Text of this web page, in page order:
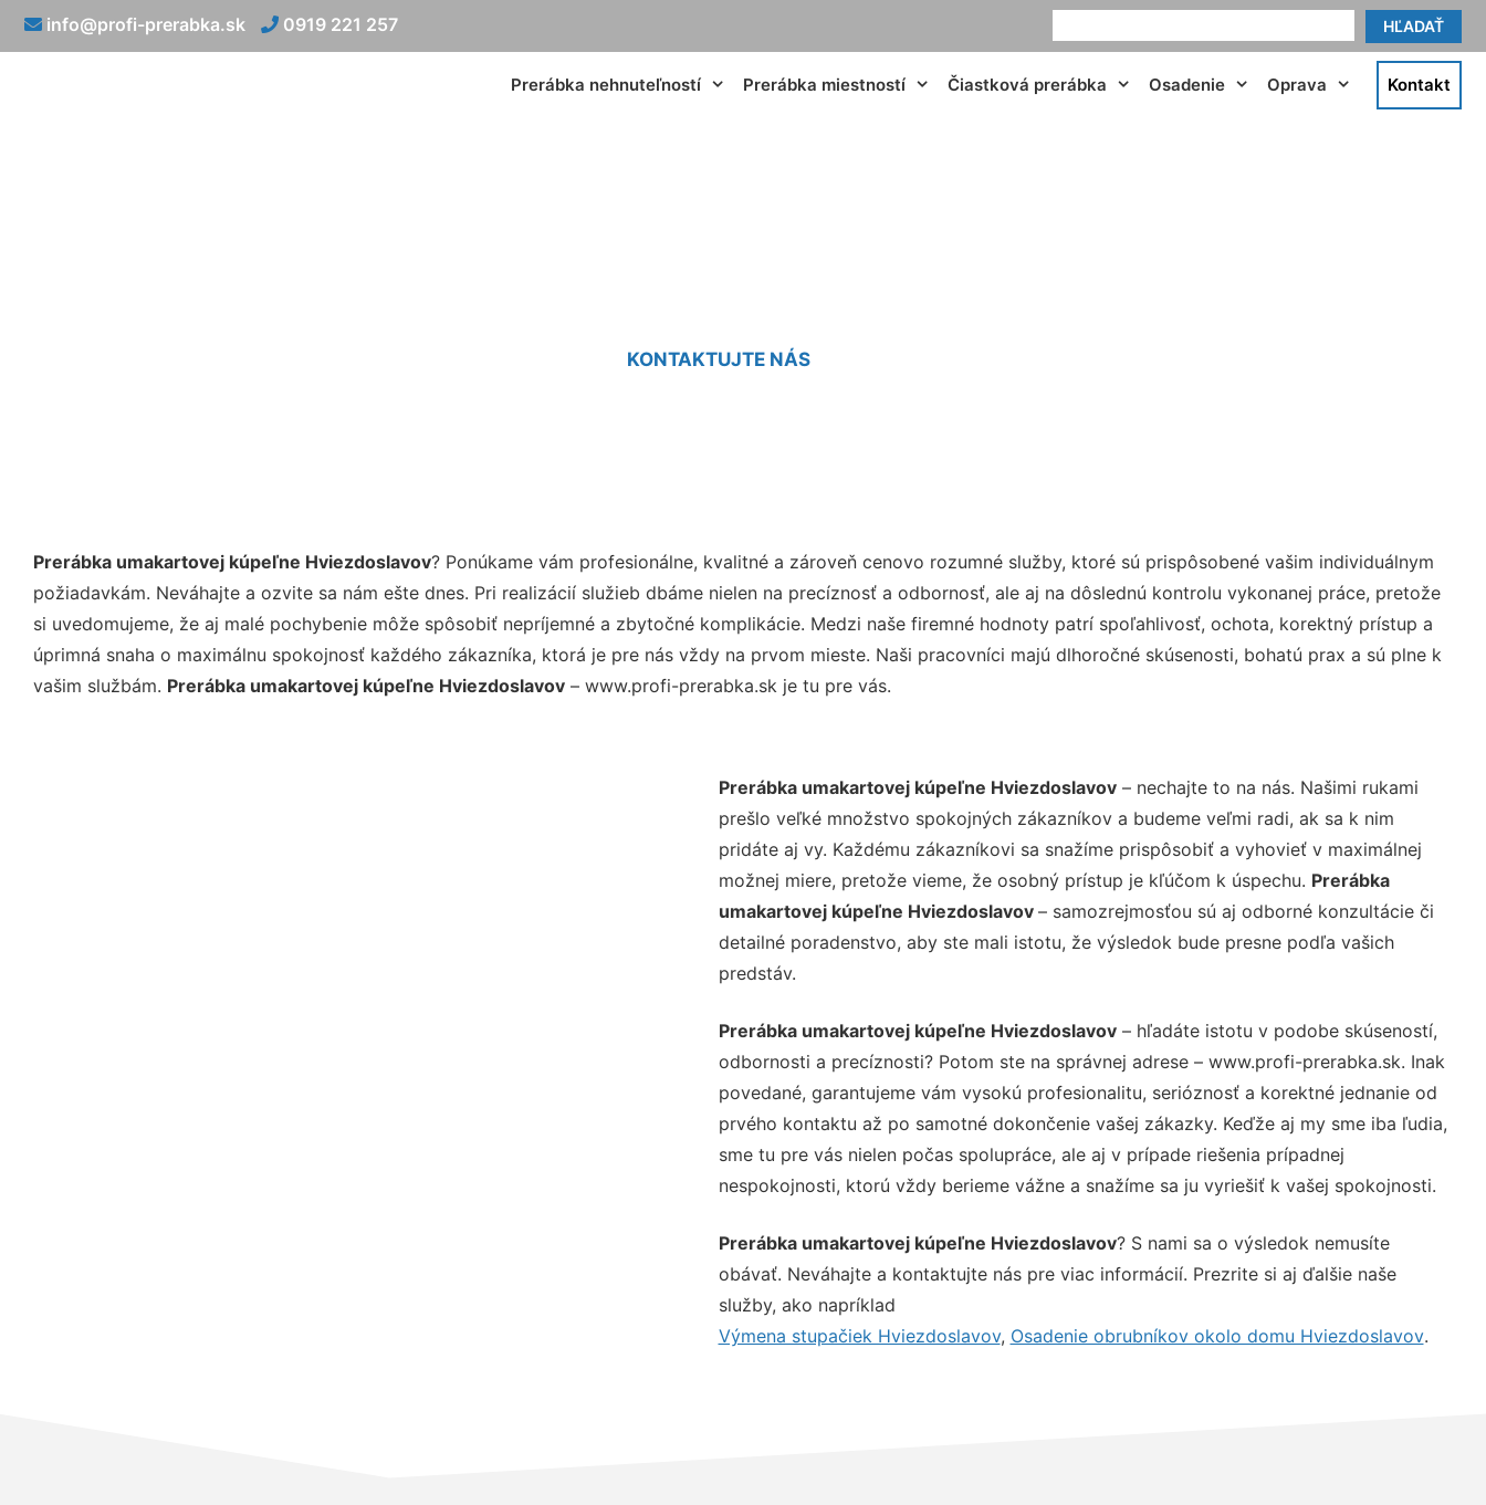
HĽADAŤ
info@profi-prerabka.sk 0919 221 257
Prerábka nehnuteľností Prerábka miestností Čiastková prerábka Osadenie Oprava Kontakt
KONTAKTUJTE NÁS
Prerábka umakartovej kúpeľne Hviezdoslavov? Ponúkame vám profesionálne, kvalitné a zároveň cenovo rozumné služby, ktoré sú prispôsobené vašim individuálnym
požiadavkám. Neváhajte a ozvite sa nám ešte dnes. Pri realizácií služieb dbáme nielen na precíznosť a odbornosť, ale aj na dôslednú kontrolu vykonanej práce, pretože
si uvedomujeme, že aj malé pochybenie môže spôsobiť nepríjemné a zbytočné komplikácie. Medzi naše firemné hodnoty patrí spoľahlivosť, ochota, korektný prístup a
úprimná snaha o maximálnu spokojnosť každého zákazníka, ktorá je pre nás vždy na prvom mieste. Naši pracovníci majú dlhoročné skúsenosti, bohatú prax a sú plne k
vašim službám. Prerábka umakartovej kúpeľne Hviezdoslavov – www.profi-prerabka.sk je tu pre vás.
Prerábka umakartovej kúpeľne Hviezdoslavov– nechajte to na nás. Našimi rukami
prešlo veľké množstvo spokojných zákazníkov a budeme veľmi radi, ak sa k nim
pridáte aj vy. Každému zákazníkovi sa snažíme prispôsobiť a vyhovieť v maximálnej
možnej miere, pretože vieme, že osobný prístup je kľúčom k úspechu. Prerábka
umakartovej kúpeľne Hviezdoslavov – samozrejmosťou sú aj odborné konzultácie či
detailné poradenstvo, aby ste mali istotu, že výsledok bude presne podľa vašich
predstáv.
Prerábka umakartovej kúpeľne Hviezdoslavov– hľadáte istotu v podobe skúseností,
odbornosti a precíznosti? Potom ste na správnej adrese – www.profi-prerabka.sk. Inak
povedané, garantujeme vám vysokú profesionalitu, serióznosť a korektné jednanie od
prvého kontaktu až po samotné dokončenie vašej zákazky. Keďže aj my sme iba ľudia,
sme tu pre vás nielen počas spolupráce, ale aj v prípade riešenia prípadnej
nespokojnosti, ktorú vždy berieme vážne a snažíme sa ju vyriešiť k vašej spokojnosti.
Prerábka umakartovej kúpeľne Hviezdoslavov? S nami sa o výsledok nemusíte
obávať. Neváhajte a kontaktujte nás pre viac informácií. Prezrite si aj ďalšie naše
služby, ako napríklad
Výmena stupačiek Hviezdoslavov, Osadenie obrubníkov okolo domu Hviezdoslavov.